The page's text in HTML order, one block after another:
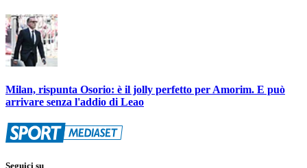
Milan, rispunta Osorio: è il jolly perfetto per Amorim. E può
arrivare senza l'addio di Leao
Seguici su